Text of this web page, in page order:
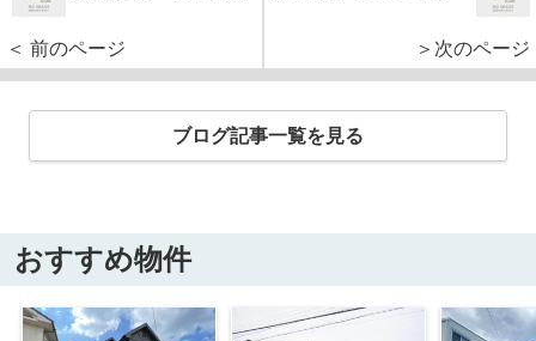
＜ 前のページ ＞次のページ
ブログ記事一覧を見る
おすすめ物件